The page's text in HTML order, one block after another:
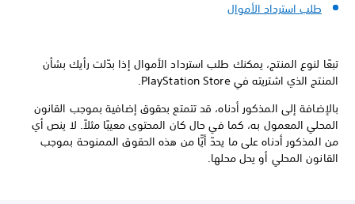
طلب استرداد الأموال
تبعًا لنوع المنتج، يمكنك طلب استرداد الأموال إذا بدّلت رأيك بشأن
المنتج الذي اشتريته في PlayStation Store.
بالإضافة إلى المذكور أدناه، قد تتمتع بحقوق إضافية بموجب القانون
المحلي المعمول به، كما في حال كان المحتوى معيبًا مثلاً. لا ينص أي
من المذكور أدناه على ما يحدّ أيًّا من هذه الحقوق الممنوحة بموجب
القانون المحلي أو يحل محلها.